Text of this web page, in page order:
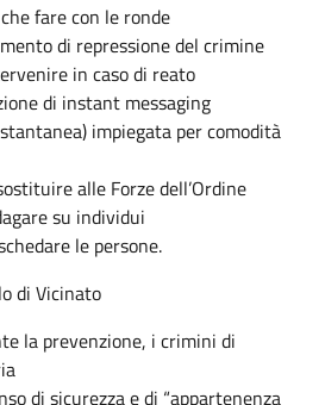
fare con le ronde
di repressione del crimine
in caso di reato
di instant messaging
impiegata per comodità
alle Forze dell’Ordine
su individui
le persone.
di Vicinato
la prevenzione, i crimini di
di sicurezza e di “appartenenza